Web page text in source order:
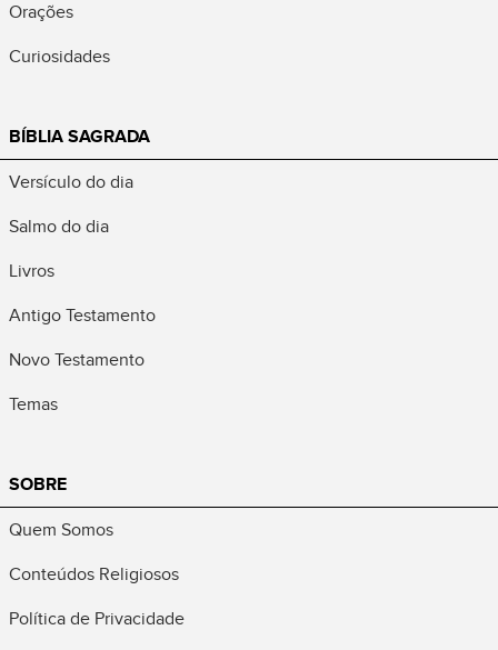
Orações
Curiosidades
BÍBLIA SAGRADA
Versículo do dia
Salmo do dia
Livros
Antigo Testamento
Novo Testamento
Temas
SOBRE
Quem Somos
Conteúdos Religiosos
Política de Privacidade